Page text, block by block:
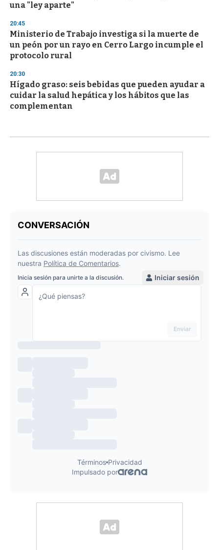
una "ley aparte"
20:45
Ministerio de Trabajo investiga si la muerte de
un peón por un rayo en Cerro Largo incumple el
protocolo rural
20:30
Hígado graso: seis bebidas que pueden ayudar a
cuidar la salud hepática y los hábitos que las
complementan